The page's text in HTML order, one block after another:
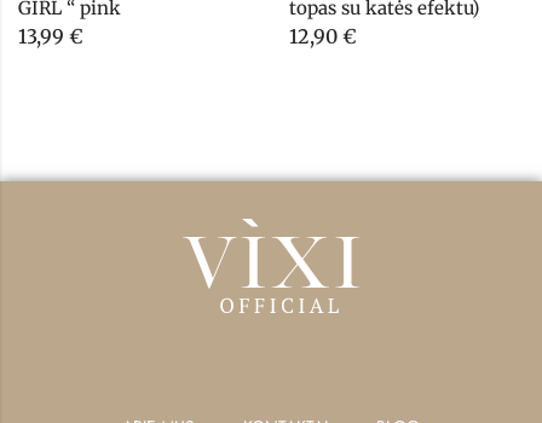
GIRL “ pink
13,99 €
topas su katės efektu)
12,90 €